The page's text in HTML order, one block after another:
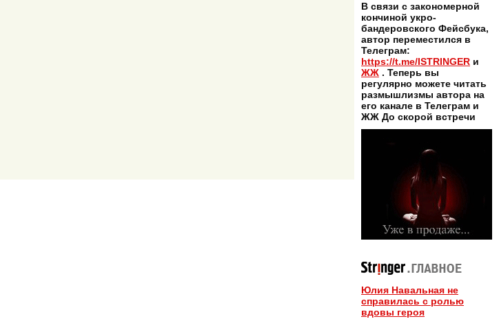
В связи с закономерной
кончиной укро-
бандеровского Фейсбука,
автор переместился в
Телеграм:
https://t.me/ISTRINGER и
ЖЖ . Теперь вы
регулярно можете читать
размышлизмы автора на
его канале в Телеграм и
ЖЖ До скорой встречи
Юлия Навальная не
справилась с ролью
вдовы героя